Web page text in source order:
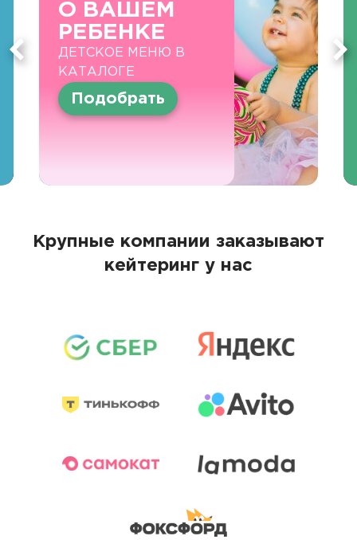
О ВАШЕМ
РЕБЕНКЕ
ДЕТСКОЕ МЕНЮ В
КАТАЛОГЕ
Подобрать
Крупные компании заказывают
кейтеринг у нас